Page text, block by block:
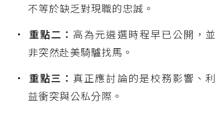
不等於缺乏對現職的忠誠。
重點二： 高為元遴選時程早已公開，並
非突然赴美騎驢找馬。
重點三： 真正應討論的是校務影響、利
益衝突與公私分際。